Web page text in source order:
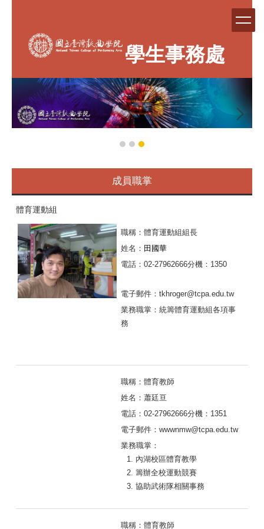
學生事務處
成員職掌
體育運動組
職稱：體育運動組組長
姓名： 田國華
電話：02-27962666分機： 1350
電子郵件：tkhroger@tcpa.edu.tw
業務職掌：統籌體育運動組各項事
務
職稱：體育教師
姓名：蕭廷亘
電話：02-27962666分機：1351
電子郵件：wwwnmw@tcpa.edu.tw
業務職掌：
內湖校區體育教學
籌辦全校運動競賽
協助武術隊相關事務
職稱：體育教師